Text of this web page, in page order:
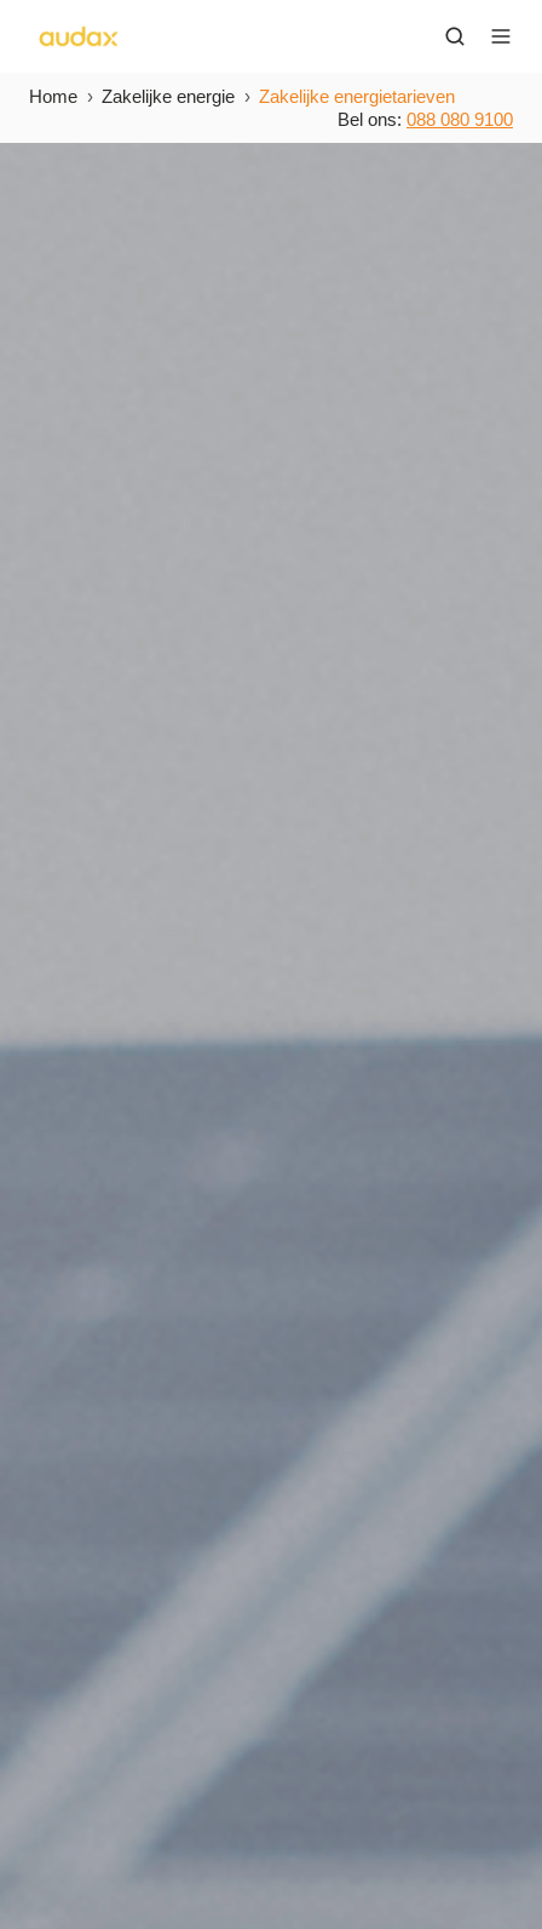
Home Zakelijke energie
Zakelijke energietarieven
Bel ons: 088 080 9100